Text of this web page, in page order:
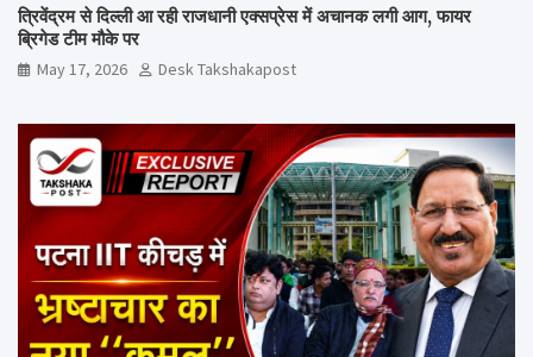
त्रिवेंद्रम से दिल्ली आ रही राजधानी एक्सप्रेस में अचानक लगी आग, फायर
ब्रिगेड टीम मौके पर
May 17, 2026 Desk Takshakapost